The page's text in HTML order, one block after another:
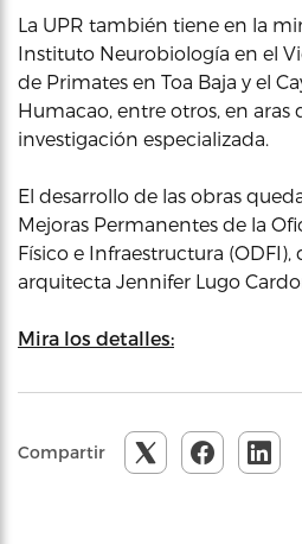
La UPR también tiene en la
Instituto Neurobiología en el
de Primates en Toa Baja y el
Humacao, entre otros, en aras
investigación especializada.
El desarrollo de las obras
Mejoras Permanentes de la
Físico e Infraestructura
arquitecta Jennifer Lugo
Mira los detalles:
Compartir